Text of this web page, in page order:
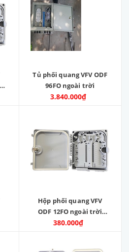
Tủ phối quang VFV ODF
96FO ngoài trời
3.840.000₫
Hộp phối quang VFV
ODF 12FO ngoài trời
Nhựa ABS
380.000₫